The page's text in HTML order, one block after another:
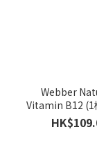
Webber
Vitamin B12 (1
(10月下